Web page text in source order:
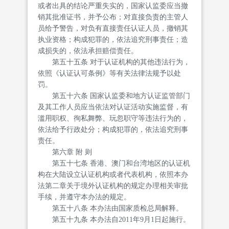
或者出具的结论严重失实的，国家认监委应当撤
销其批准证书，并予公布；对直接负责的主管人
员给予警告，对负有直接责任认证人员，撤销其
执业资格；构成犯罪的，依法追究刑事责任；造
成损失的，依法承担赔偿责任。
第五十五条 对于认证机构的其他违法行为，
依照《认证认可条例》等有关法律法规予以处
罚。
第五十六条 国家认监委和地方认证监管部门
及其工作人员应当依法对认证活动实施监督，有
滥用职权、徇私舞弊、玩忽职守等违法行为的，
依法给予行政处分；构成犯罪的，依法追究刑事
责任。
第六章 附 则
第五十七条 香港、澳门和台湾地区的认证机
构在大陆设立认证机构或者代表机构，依照本办
法第二章关于境外认证机构的规定办理相关审批
手续，并遵守本办法的规定。
第五十八条 本办法由国家质检总局解释。
第五十九条 本办法自2011年9月1日起施行。